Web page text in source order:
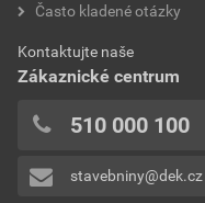
Často kladené otázky
Kontaktujte naše
Zákaznické centrum
510 000 100
stavebniny@dek.cz